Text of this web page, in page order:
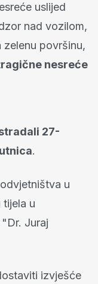
uslijed
nad vozilom,
površinu,
nesreće
27-
.
u
u
Juraj
izvješće